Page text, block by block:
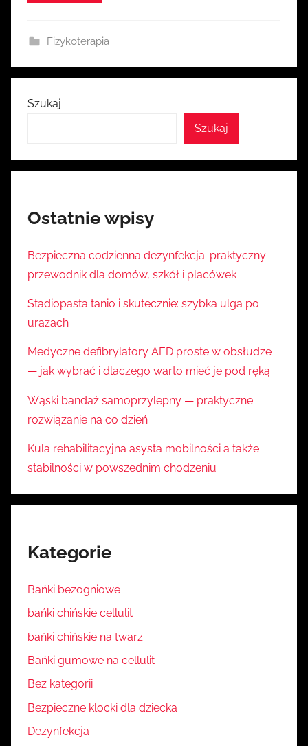
Fizykoterapia
Szukaj
Szukaj
Ostatnie wpisy
Bezpieczna codzienna dezynfekcja: praktyczny
przewodnik dla domów, szkół i placówek
Stadiopasta tanio i skutecznie: szybka ulga po
urazach
Medyczne defibrylatory AED proste w obsłudze
— jak wybrać i dlaczego warto mieć je pod ręką
Wąski bandaż samoprzylepny — praktyczne
rozwiązanie na co dzień
Kula rehabilitacyjna asysta mobilności a także
stabilności w powszednim chodzeniu
Kategorie
Bańki bezogniowe
bańki chińskie cellulit
bańki chińskie na twarz
Bańki gumowe na cellulit
Bez kategorii
Bezpieczne klocki dla dziecka
Dezynfekcja